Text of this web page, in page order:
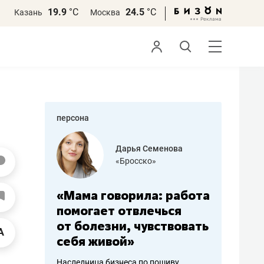
Казань 19.9 °С Москва 24.5 °С
персона
Дарья Семенова
«Бросско»
«Мама говорила: работа
помогает отвлечься
от болезни, чувствовать
себя живой»